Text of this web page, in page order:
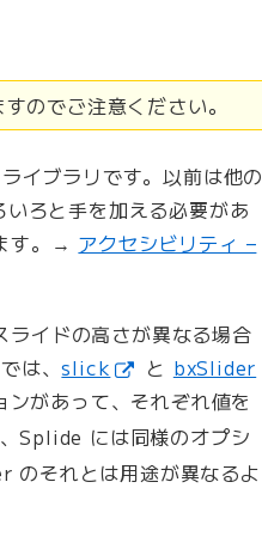
のでご注意ください。
イブラリです。以前は他の
ろと手を加える必要があ
す。→ アクセシビリティ –
イドの高さが異なる場合
は、slick と bxSlider
ンがあって、それぞれ値を
Splide には同様のオプシ
のそれとは用途が異なるよ